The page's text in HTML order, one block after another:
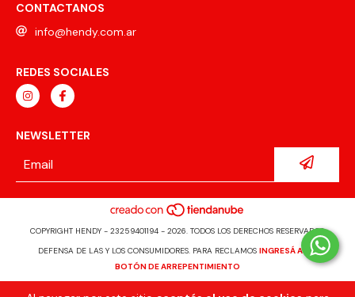
CONTACTANOS
info@hendy.com.ar
REDES SOCIALES
NEWSLETTER
COPYRIGHT HENDY - 23259401194 - 2026. TODOS LOS DERECHOS RESERVADOS.
DEFENSA DE LAS Y LOS CONSUMIDORES. PARA RECLAMOS INGRESÁ ACÁ.
BOTÓN DE ARREPENTIMIENTO